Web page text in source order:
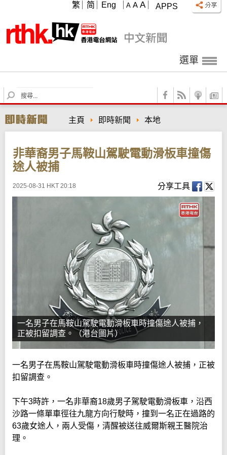
APPS
A A A
繁 简 Eng
選單
S
e
r
c
主頁 即時新聞 本地
非華裔男子馬鞍山駕駛電動滑板車撞傷
途人被捕
2025-08-31 HKT 20:18 分享工具
一名男子在馬鞍山駕駛電動滑板車時撞傷途人被捕，
正被扣留調查。（港台圖片）
一名男子在馬鞍山駕駛電動滑板車時撞傷途人被捕，正被
扣留調查。
下午3時許，一名非華裔18歲男子駕駛電動滑板車，沿西
沙路一條單車徑往九龍方向行駛時，撞到一名正在過路的
63歲女途人，兩人受傷，清醒被送往威爾斯親王醫院治
理。